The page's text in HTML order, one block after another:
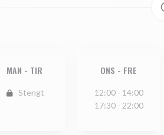
MAN - TIR
Stengt
ONS - FRE
12:00 - 14:00
17:30 - 22:00